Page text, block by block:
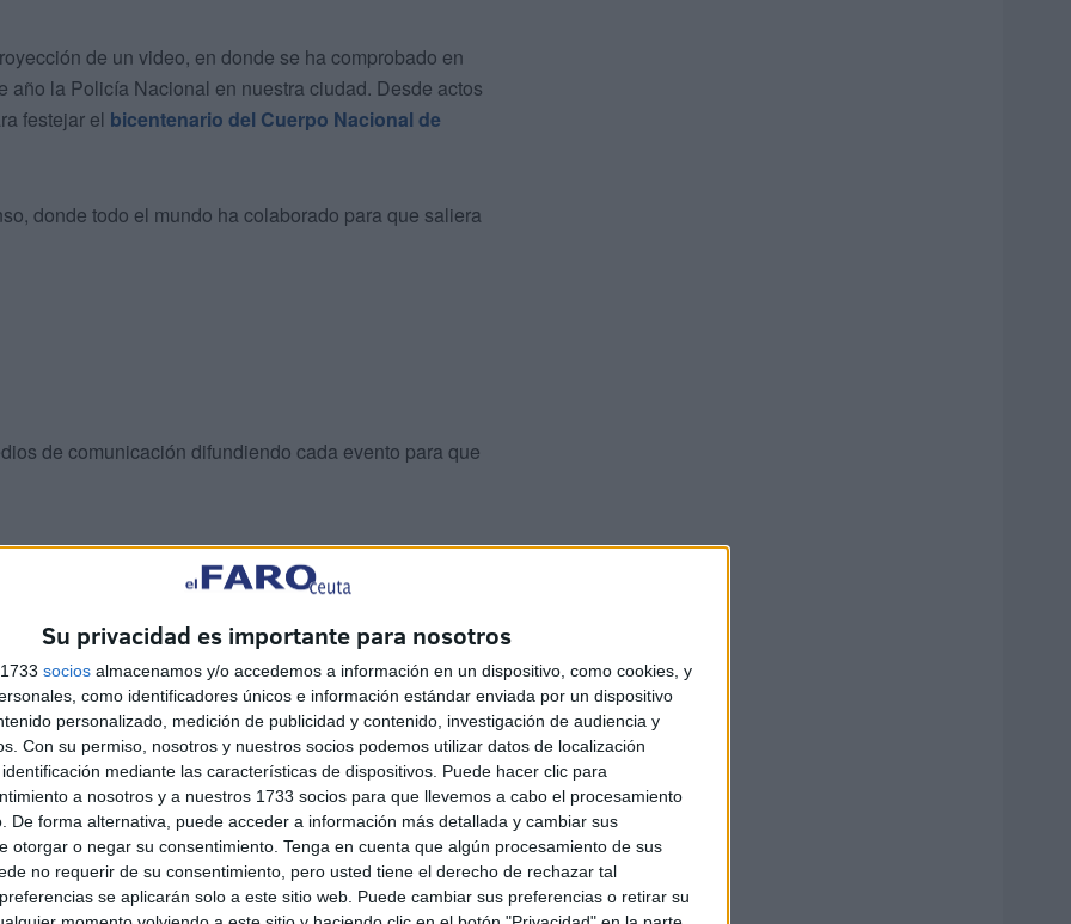
Su privacidad es importante para nosotros
socios almacenamos y/o accedemos a información en un dispositivo, como cookies, y
como identificadores únicos e información estándar enviada por un dispositivo
personalizado, medición de publicidad y contenido, investigación de audiencia y
Con su permiso, nosotros y nuestros socios podemos utilizar datos de localización
mediante las características de dispositivos. Puede hacer clic para
a nosotros y a nuestros 1733 socios para que llevemos a cabo el procesamiento
De forma alternativa, puede acceder a información más detallada y cambiar sus
otorgar o negar su consentimiento. Tenga en cuenta que algún procesamiento de sus
no requerir de su consentimiento, pero usted tiene el derecho de rechazar tal
se aplicarán solo a este sitio web. Puede cambiar sus preferencias o retirar su
de un video, en donde se ha comprobado en
año la Policía Nacional en nuestra ciudad. Desde actos
festejar el bicentenario del Cuerpo Nacional de
donde todo el mundo ha colaborado para que saliera
de comunicación difundiendo cada evento para que
de diferentes distinciones
concreto el presidente de la Ciudad, Juan Vivas, de la